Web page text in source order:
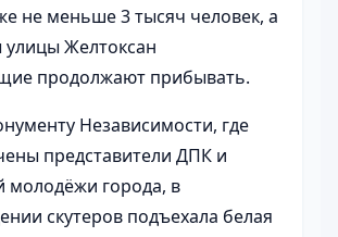
не меньше 3 тысяч человек, а
улицы Желтоксан
продолжают прибывать.
Независимости, где
представители ДПК и
молодёжи города, в
скутеров подъехала белая